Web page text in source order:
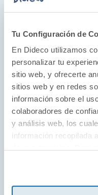
Tu Configuración de
En Dideco utilizamos
personalizar tu
sitio web, y ofrecerte
sitios web y en redes
información sobre el
colaboradores de
y análisis web, los
información recopilada
«Esta historia podría
Público
«Un verdadero hit
EuropaFM
«Victoria Martín por
hace por todo lo
el carácter de su
indiferente a nadie.
sigue la línea